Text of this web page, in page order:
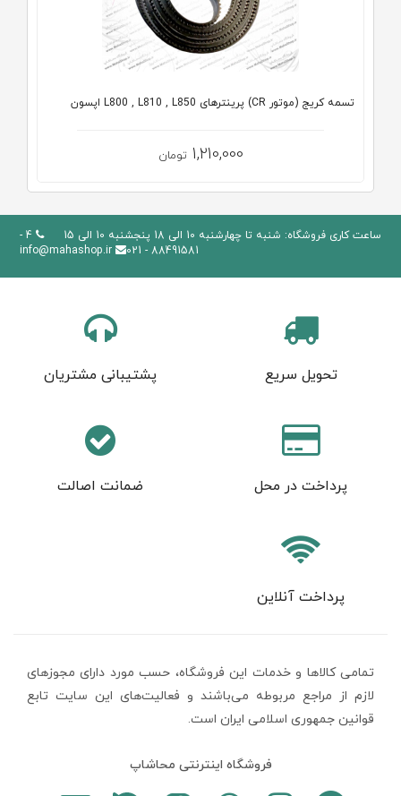
تسمه کریج (موتور CR) پرینترهای L800 , L810 , L850 اپسون
1,210,000 تومان
ساعت کاری فروشگاه: شنبه تا چهارشنبه 10 الی 18 پنجشنبه 10 الی 15
4 -
88491581 - 021
info@mahashop.ir
تحویل سریع پشتیبانی مشتریان
پرداخت در محل ضمانت اصالت
پرداخت آنلاین
تمامی كالاها و خدمات اين فروشگاه، حسب مورد دارای مجوزهای
لازم از مراجع مربوطه می‌باشند و فعاليت‌های اين سايت تابع
قوانين جمهوری اسلامی ایران است.
فروشگاه اینترنتی محاشاپ